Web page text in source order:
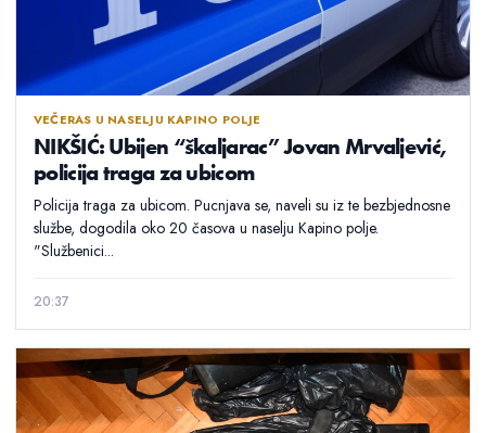
VEČERAS U NASELJU KAPINO POLJE
NIKŠIĆ: Ubijen “škaljarac” Jovan Mrvaljević,
policija traga za ubicom
Policija traga za ubicom. Pucnjava se, naveli su iz te bezbjednosne
službe, dogodila oko 20 časova u naselju Kapino polje.
"Službenici...
20:37